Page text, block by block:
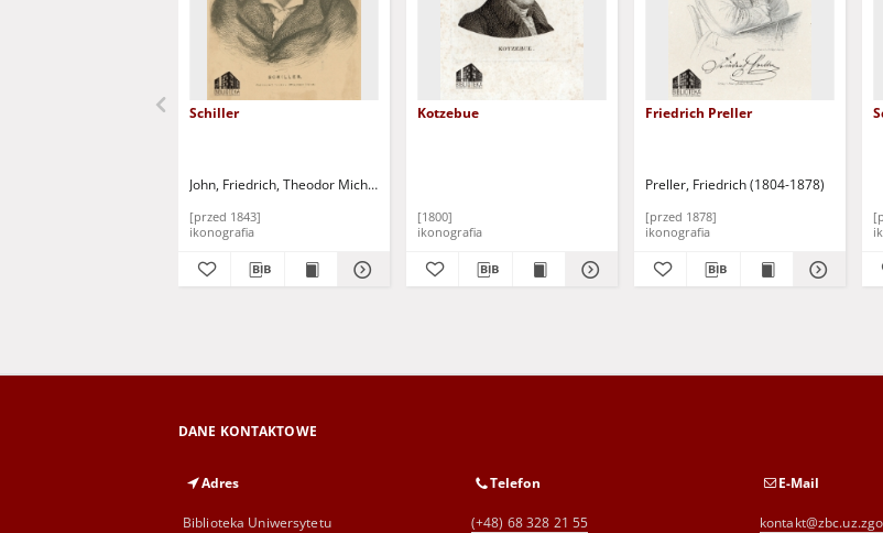
Schiller
John, Friedrich, Theodor Michael (1769-1843) Jagemann, Ferdinand (1780-1820) - oryginał
[przed 1843]
ikonografia
Kotzebue
[1800]
ikonografia
Friedrich Preller
Preller, Friedrich (1804-1878)
[przed 1878]
ikonografia
DANE KONTAKTOWE
Adres
Biblioteka Uniwersytetu
Telefon
(+48) 68 328 21 55
E-Mail